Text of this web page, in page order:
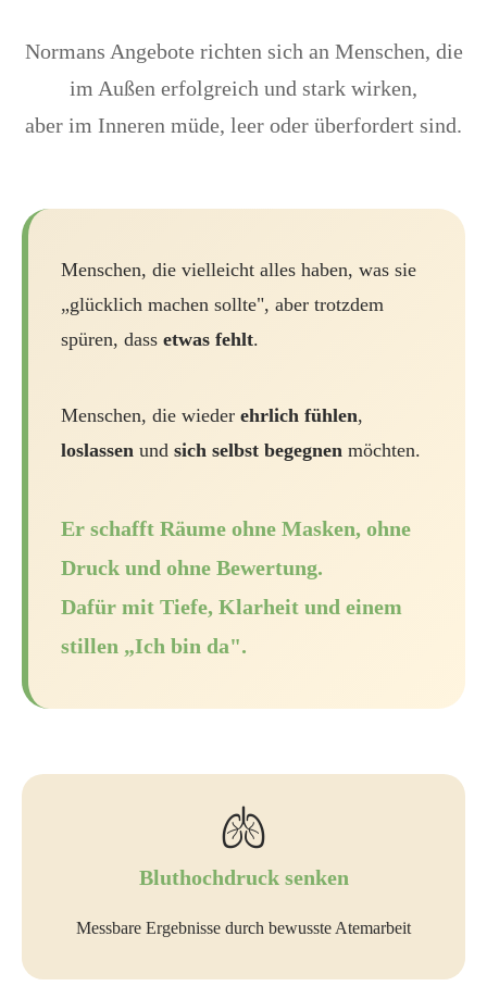
Normans Angebote richten sich an Menschen, die
im Außen erfolgreich und stark wirken,
aber im Inneren müde, leer oder überfordert sind.
Menschen, die vielleicht alles haben, was sie
„glücklich machen sollte", aber trotzdem
spüren, dass etwas fehlt.
Menschen, die wieder ehrlich fühlen,
loslassen und sich selbst begegnen möchten.
Er schafft Räume ohne Masken, ohne
Druck und ohne Bewertung.
Dafür mit Tiefe, Klarheit und einem
stillen „Ich bin da".
🫁
Bluthochdruck senken
Messbare Ergebnisse durch bewusste Atemarbeit